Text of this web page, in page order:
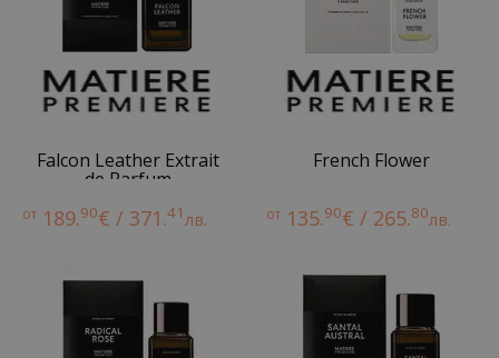
Falcon Leather Extrait
de Parfum
от 189.90€ / 371.41лв.
French Flower
от 135.90€ / 265.80лв.